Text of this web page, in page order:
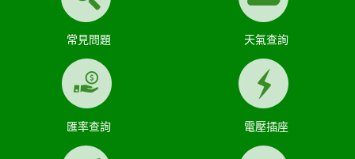
常見問題 天氣查詢
匯率查詢 電壓插座